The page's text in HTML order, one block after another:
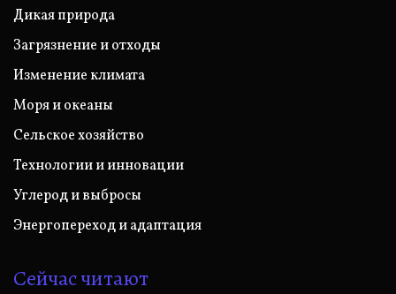
Дикая природа
Загрязнение и отходы
Изменение климата
Моря и океаны
Сельское хозяйство
Технологии и инновации
Углерод и выбросы
Энергопереход и адаптация
Сейчас читают